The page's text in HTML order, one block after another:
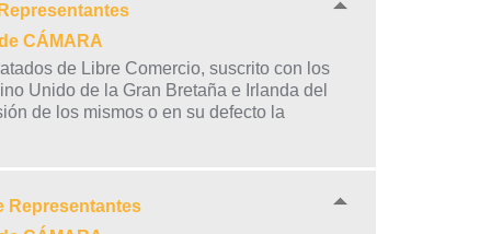
CÁMARA
de Libre Comercio, suscrito con los
Unido de la Gran Bretaña e Irlanda del
de los mismos o en su defecto la
Representantes